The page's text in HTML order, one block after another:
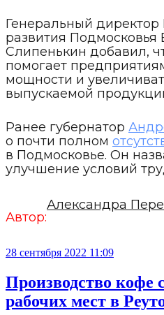
Генеральный
развития
Слипенькин добавил,
помогает
мощности и
выпускаемой
Ранее губернатор
о почти полном
в Подмосковье. Он
улучшение условий
Автор:
Александра
28 сентября 2022 11:09
Производство кофе
рабочих мест в